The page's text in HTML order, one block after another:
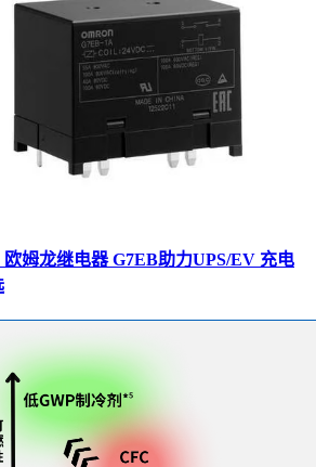
姆龙继电器 G7EB助力UPS/EV 充电